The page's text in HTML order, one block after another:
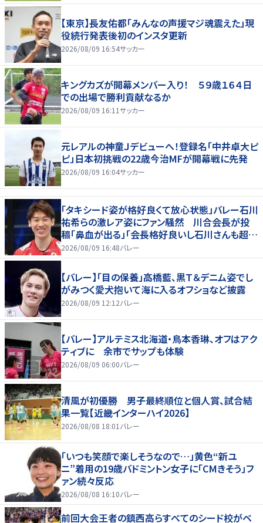
【東京】長友佑都「みんなの声援マジ魂震えた」現
役続行発表後初のインスタ更新
2026/08/09 16:54サッカー
キングカズが開幕メンバー入り！ ５９歳１６４日
での出場で勝利貢献なるか
2026/08/09 16:11サッカー
元レアルの神童Ｊデビューへ！登録名「中井卓大ピ
ピ」日本初挑戦の22歳今治MFが開幕戦に先発
2026/08/09 16:04サッカー
「タキシード姿が格好良くて放心状態」バレー石川
祐希らの激レア姿にファン騒然 川合会長が投
稿「鼻血が出る」「会長格好良いし石川さんも超格
好いい」
2026/08/09 16:48バレー
【バレー】「目の保養」高橋藍、黒Ｔ＆デニム姿でし
がみつく愛犬抱いて海に入るオフショなど披露
2026/08/09 12:12バレー
【バレー】アルテミス北海道・鳥本香琳、オフはアク
ティブに 余市でサップも体験
2026/08/09 06:00バレー
清風が初優勝 男子最終順位と個人賞、試合結
果一覧【近畿インターハイ2026】
2026/08/08 18:01 バレー
「いつも笑顔で楽しそうなので…」黄色“新ユ
ニ”着用の19歳バドミントン女子に「CMきそう」フ
ァン続々反応
2026/08/08 16:10バレー
前回大会王者の鎮西高らすべてのシード校がベ